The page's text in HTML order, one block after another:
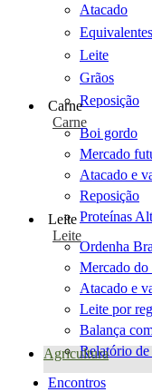
Atacado
Equivalentes
Leite
Grãos
Reposição
Carne
Carne
Boi gordo
Mercado
Atacado e
Reposição
Proteínas
Leite
Leite
Ordenha
Mercado do
Atacado e
Leite por
Balança
Relatório
Agricultura
Encontros